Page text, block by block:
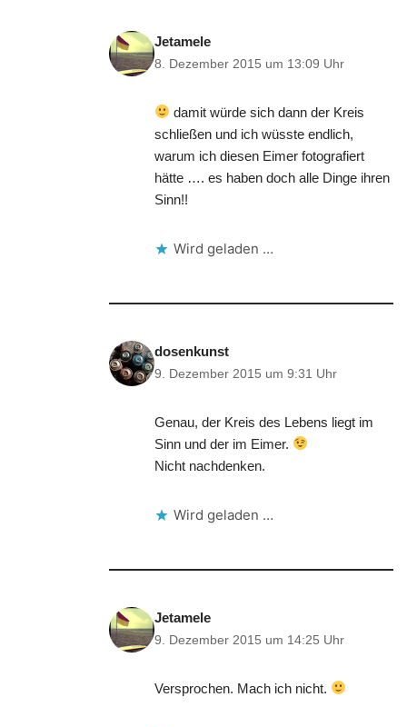
Jetamele
8. Dezember 2015 um 13:09 Uhr
damit würde sich dann der Kreis
schließen und ich wüsste endlich,
warum ich diesen Eimer fotografiert
hätte …. es haben doch alle Dinge ihren
Sinn!!
Wird geladen …
dosenkunst
9. Dezember 2015 um 9:31 Uhr
Genau, der Kreis des Lebens liegt im
Sinn und der im Eimer.
Nicht nachdenken.
Wird geladen …
Jetamele
9. Dezember 2015 um 14:25 Uhr
Versprochen. Mach ich nicht.